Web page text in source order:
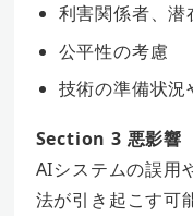
利害関係者、
公平性の考慮
技術の準備状況
Section 3 悪影響
AIシステムの誤用
法が引き起こす可